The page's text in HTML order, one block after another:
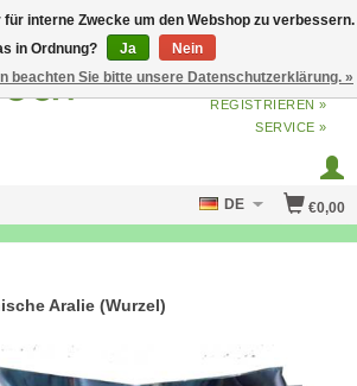
ANMELDENODERJETZT
REGISTRIEREN »
SERVICE »
€0,00
DE
Aralie (Wurzel)
interne Zwecke um den Webshop zu verbessern.
in Ordnung?
Ja
Nein
beachten Sie bitte unsere Datenschutzerklärung. »